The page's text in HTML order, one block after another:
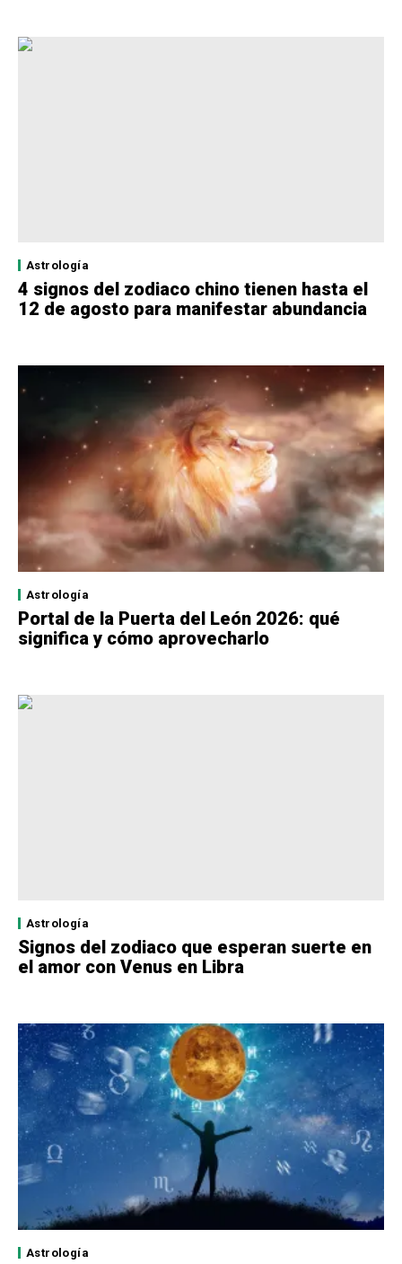
Astrología
4 signos del zodiaco chino tienen hasta el
12 de agosto para manifestar abundancia
Astrología
Portal de la Puerta del León 2026: qué
significa y cómo aprovecharlo
Astrología
Signos del zodiaco que esperan suerte en
el amor con Venus en Libra
Astrología